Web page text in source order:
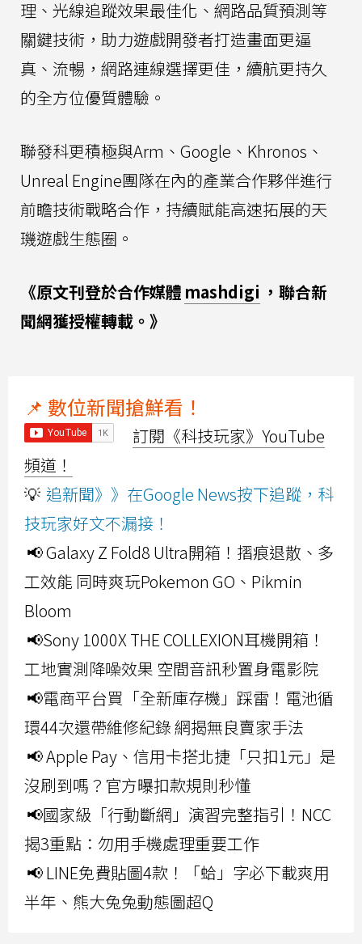
理、光線追蹤效果最佳化、網路品質預測等
關鍵技術，助力遊戲開發者打造畫面更逼
真、流暢，網路連線選擇更佳，續航更持久
的全方位優質體驗。
聯發科更積極與Arm、Google、Khronos、
Unreal Engine團隊在內的產業合作夥伴進行
前瞻技術戰略合作，持續賦能高速拓展的天
璣遊戲生態圈。
《原文刊登於合作媒體 mashdigi ，聯合新
聞網獲授權轉載。》
📌 數位新聞搶鮮看！
訂閱《科技玩家》YouTube
頻道！
💡 追新聞》》在Google News按下追蹤，科
技玩家好文不漏接！
📢 Galaxy Z Fold8 Ultra開箱！摺痕退散、多
工效能 同時爽玩Pokemon GO、Pikmin
Bloom
📢Sony 1000X THE COLLEXION耳機開箱！
工地實測降噪效果 空間音訊秒置身電影院
📢電商平台買「全新庫存機」踩雷！電池循
環44次還帶維修紀錄 網揭無良賣家手法
📢 Apple Pay、信用卡搭北捷「只扣1元」是
沒刷到嗎？官方曝扣款規則秒懂
📢國家級「行動斷網」演習完整指引！NCC
揭3重點：勿用手機處理重要工作
📢 LINE免費貼圖4款！「蛤」字必下載爽用
半年、熊大兔兔動態圖超Q